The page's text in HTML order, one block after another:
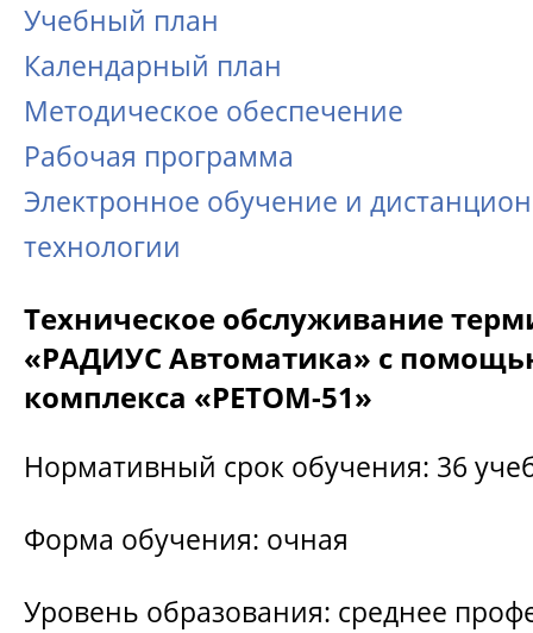
Учебный план
Календарный план
Методическое обеспечение
Рабочая программа
Электронное обучение и
технологии
Техническое обслуживание
«РАДИУС Автоматика» с
комплекса «РЕТОМ-51»
Нормативный срок обучения: 36
Форма обучения: очная
Уровень образования: среднее